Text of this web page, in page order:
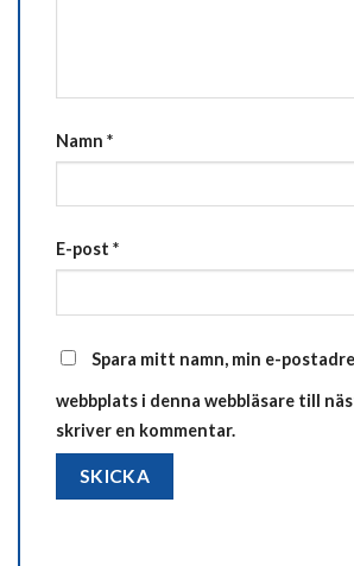
Namn *
E-post *
Spara mitt namn, min e-
webbplats i denna webbläsare till
skriver en kommentar.